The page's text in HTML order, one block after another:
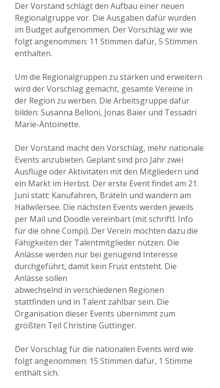
Der Vorstand schlägt den Aufbau einer neuen
Regionalgruppe vor. Die Ausgaben dafür wurden
im Budget aufgenommen. Der Vorschlag wir wie
folgt angenommen: 11 Stimmen dafür, 5 Stimmen
enthalten.
Um die Regionalgruppen zu stärken und erweitern
wird der Vorschlag gemacht, gesamte Vereine in
der Region zu werben. Die Arbeitsgruppe dafür
bilden: Susanna Belloni, Jonas Baier und Tessadri
Marie-Antoinette.
Der Vorstand macht den Vorschlag, mehr nationale
Events anzubieten. Geplant sind pro Jahr zwei
Ausflüge oder Aktivitäten mit den Mitgliedern und
ein Markt im Herbst. Der erste Event findet am 21.
Juni statt: Kanufahren, Bräteln und wandern am
Hallwilersee. Die nächsten Events werden jeweils
per Mail und Doodle vereinbart (mit schriftl. Info
für die ohne Compi). Der Verein möchten dazu die
Fähigkeiten der Talentmitglieder nützen. Die
Anlässe werden nur bei genügend Interesse
durchgeführt, damit kein Frust entsteht. Die
Anlässe sollen
abwechselnd in verschiedenen Regionen
stattfinden und in Talent zahlbar sein. Die
Organisation dieser Events übernimmt zum
größten Teil Christine Güttinger.
Der Vorschlag für die nationalen Events wird wie
folgt angenommen: 15 Stimmen dafür, 1 Stimme
enthält sich.